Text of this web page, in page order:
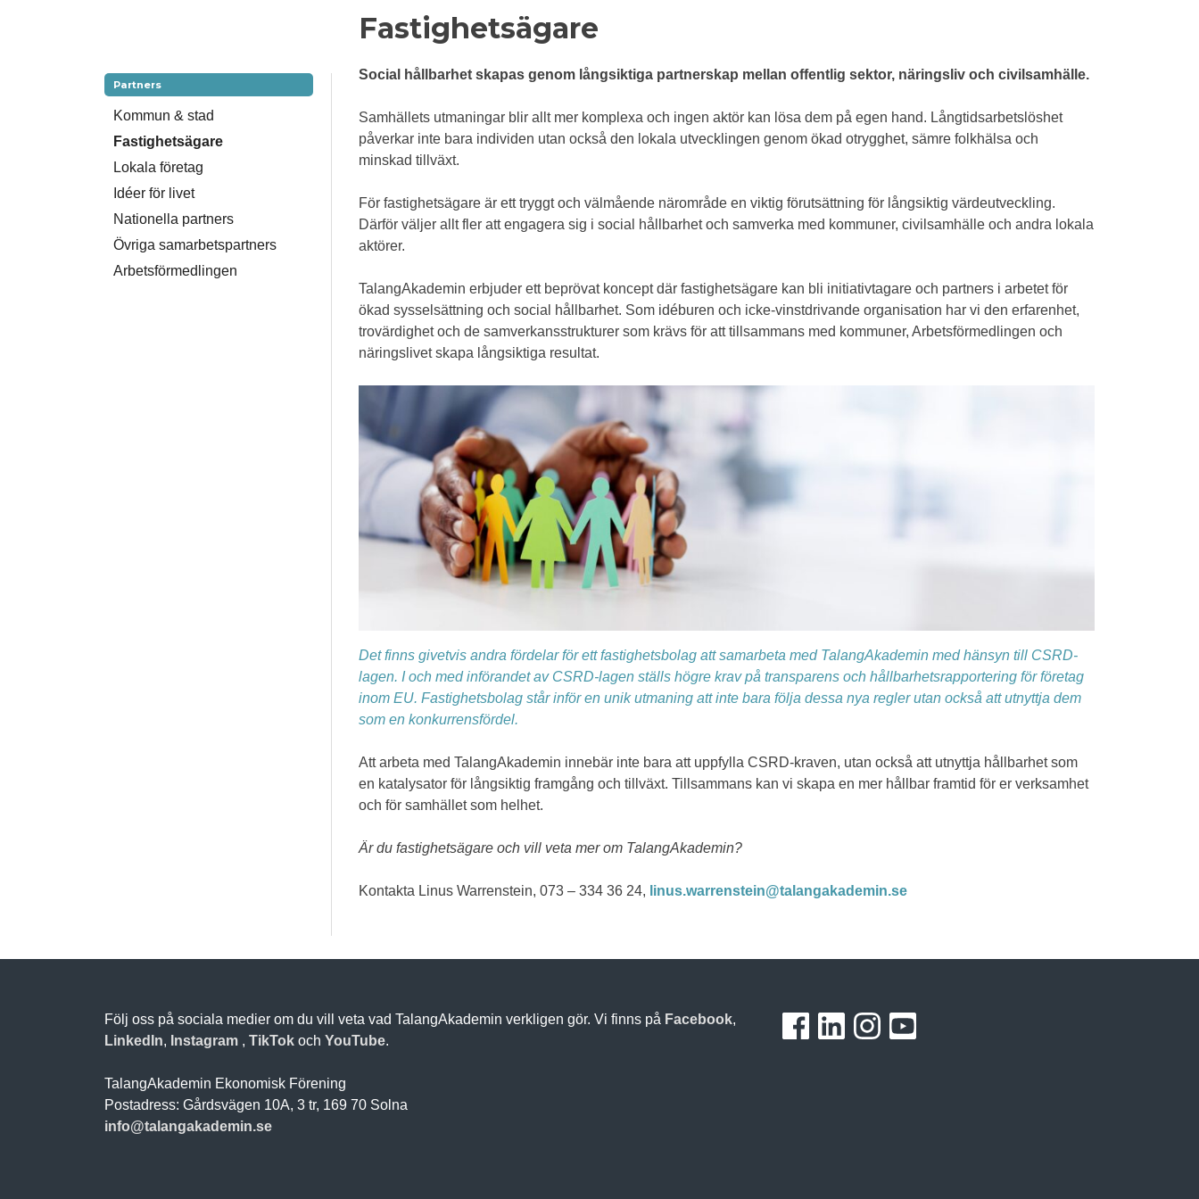
Partners
Kommun & stad
Fastighetsägare
Lokala företag
Idéer för livet
Nationella partners
Övriga samarbetspartners
Arbetsförmedlingen
Fastighetsägare
Social hållbarhet skapas genom långsiktiga partnerskap mellan offentlig sektor, näringsliv och civilsamhälle.
Samhällets utmaningar blir allt mer komplexa och ingen aktör kan lösa dem på egen hand. Långtidsarbetslöshet
påverkar inte bara individen utan också den lokala utvecklingen genom ökad otrygghet, sämre folkhälsa och
minskad tillväxt.
För fastighetsägare är ett tryggt och välmående närområde en viktig förutsättning för långsiktig värdeutveckling.
Därför väljer allt fler att engagera sig i social hållbarhet och samverka med kommuner, civilsamhälle och andra lokala
aktörer.
TalangAkademin erbjuder ett beprövat koncept där fastighetsägare kan bli initiativtagare och partners i arbetet för
ökad sysselsättning och social hållbarhet. Som idéburen och icke-vinstdrivande organisation har vi den erfarenhet,
trovärdighet och de samverkansstrukturer som krävs för att tillsammans med kommuner, Arbetsförmedlingen och
näringslivet skapa långsiktiga resultat.
Det finns givetvis andra fördelar för ett fastighetsbolag att samarbeta med TalangAkademin med hänsyn till CSRD-
lagen. I och med införandet av CSRD-lagen ställs högre krav på transparens och hållbarhetsrapportering för företag
inom EU. Fastighetsbolag står inför en unik utmaning att inte bara följa dessa nya regler utan också att utnyttja dem
som en konkurrensfördel.
Att arbeta med TalangAkademin innebär inte bara att uppfylla CSRD-kraven, utan också att utnyttja hållbarhet som
en katalysator för långsiktig framgång och tillväxt. Tillsammans kan vi skapa en mer hållbar framtid för er verksamhet
och för samhället som helhet.
Är du fastighetsägare och vill veta mer om TalangAkademin?
Kontakta Linus Warrenstein, 073 – 334 36 24, linus.warrenstein@talangakademin.se
Följ oss på sociala medier om du vill veta vad TalangAkademin verkligen gör. Vi finns på Facebook,
LinkedIn, Instagram , TikTok och YouTube.
TalangAkademin Ekonomisk Förening
Postadress: Gårdsvägen 10A, 3 tr, 169 70 Solna
info@talangakademin.se